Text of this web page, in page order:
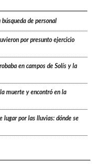
de personal
por presunto ejercicio
en campos de Solís y la
muerte y encontró en la
lugar por las lluvias: dónde se